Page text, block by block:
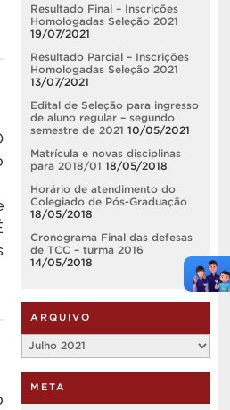
Resultado Final – Inscrições
Homologadas Seleção 2021
19/07/2021
Resultado Parcial – Inscrições
Homologadas Seleção 2021
13/07/2021
Edital de Seleção para ingresso
de aluno regular – segundo
semestre de 2021 10/05/2021
Matrícula e novas disciplinas
para 2018/01 18/05/2018
Horário de atendimento do
Colegiado de Pós-Graduação
18/05/2018
Cronograma Final das defesas
de TCC – turma 2016
14/05/2018
ARQUIVO
Arquivo
META